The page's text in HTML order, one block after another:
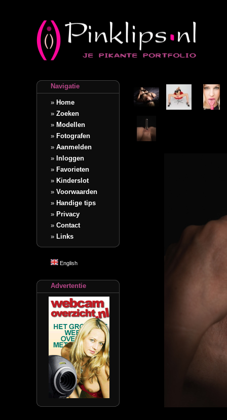
Navigatie
» Home
» Zoeken
» Modellen
» Fotografen
» Aanmelden
» Inloggen
» Favorieten
» Kinderslot
» Voorwaarden
» Handige tips
» Privacy
» Contact
» Links
English
Advertentie